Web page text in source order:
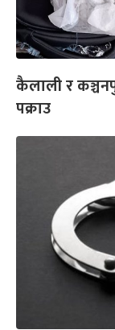
कैलाली र
पक्राउ